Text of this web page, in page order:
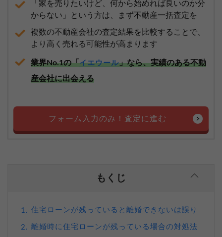
「家を売りたいけど、何から始めれば良いのか分
からない」という方は、まず不動産一括査定を
複数の不動産会社の査定結果を比較することで、
より高く売れる可能性が高まります
業界No.1の「イエウール」なら、実績のある不動
産会社に出会える
フォーム入力のみ！査定に進む
もくじ
1. 住宅ローンが残っていると離婚できないは誤り
2. 離婚時に住宅ローンが残っている場合の対処法